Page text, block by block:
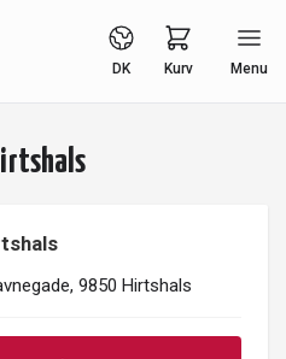
DK Kurv Menu
9850 Hirtshals